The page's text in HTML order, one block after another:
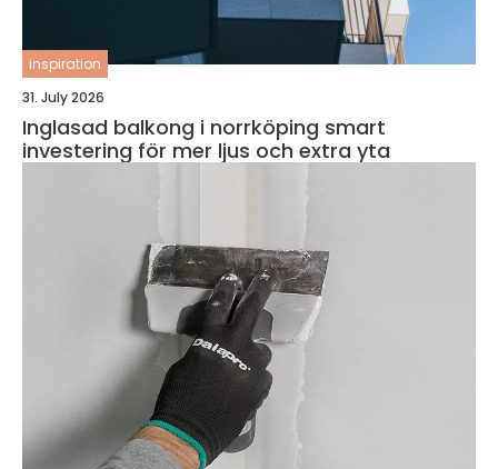
inspiration
31. July 2026
Inglasad balkong i norrköping smart
investering för mer ljus och extra yta